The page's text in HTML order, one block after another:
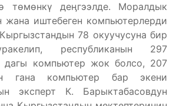
төмөнкү деӊгээлде. Моралдык
жана иштебеген компьютерлерди
78 окуучусуна бир
республиканын 297
дагы компьютер жок болсо, 207
гана компьютер бар экени
эксперт К. Барыктабасовдун